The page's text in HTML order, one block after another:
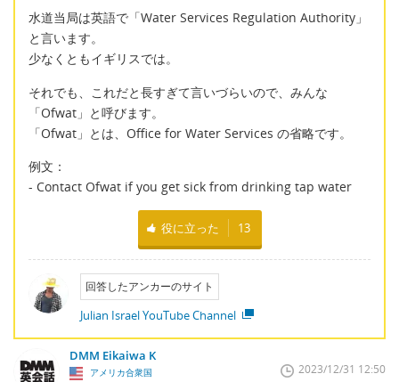
水道当局は英語で「Water Services Regulation Authority」
と言います。
少なくともイギリスでは。
それでも、これだと長すぎて言いづらいので、みんな
「Ofwat」と呼びます。
「Ofwat」とは、Office for Water Services の省略です。
例文：
- Contact Ofwat if you get sick from drinking tap water
役に立った 13
回答したアンカーのサイト
Julian Israel YouTube Channel
DMM Eikaiwa K
アメリカ合衆国 2023/12/31 12:50